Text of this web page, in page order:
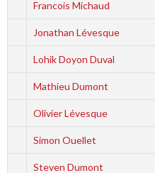
Francois Michaud
Jonathan Lévesque
Lohik Doyon Duval
Mathieu Dumont
Olivier Lévesque
Simon Ouellet
Steven Dumont